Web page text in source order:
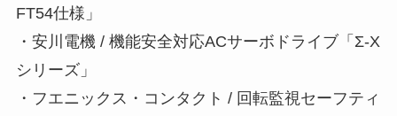
FT54仕様」
・安川電機 / 機能安全対応ACサーボドライブ「Σ-X
シリーズ」
・フエニックス・コンタクト / 回転監視セーフティ